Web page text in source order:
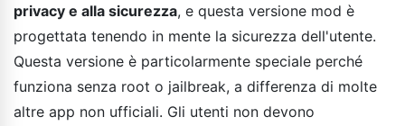
privacy e alla sicurezza, e questa versione mod è
progettata tenendo in mente la sicurezza dell'utente.
Questa versione è particolarmente speciale perché
funziona senza root o jailbreak, a differenza di molte
altre app non ufficiali. Gli utenti non devono